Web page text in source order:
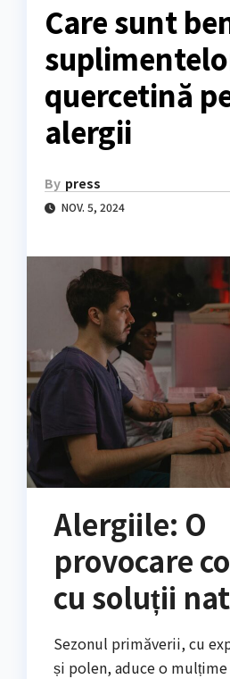
Care sunt
quercetină
alergii
By press
NOV. 5, 2024
Alergiile: O
provocare
cu soluții
Sezonul primăverii, cu
și polen, aduce o